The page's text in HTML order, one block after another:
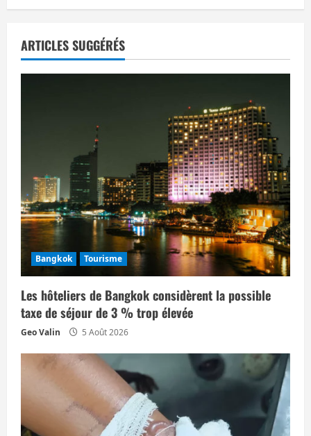
g
a
t
d
’
a
r
t
i
c
l
e
ARTICLES SUGGÉRÉS
Bangkok Tourisme
Les hôteliers de Bangkok considèrent la possible
taxe de séjour de 3 % trop élevée
Geo Valin 5 Août 2026